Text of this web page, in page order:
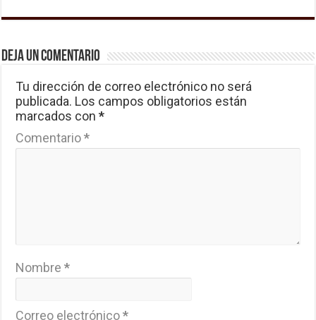
Deja un comentario
Tu dirección de correo electrónico no será
publicada. Los campos obligatorios están
marcados con*
Comentario*
Nombre*
Correo electrónico*